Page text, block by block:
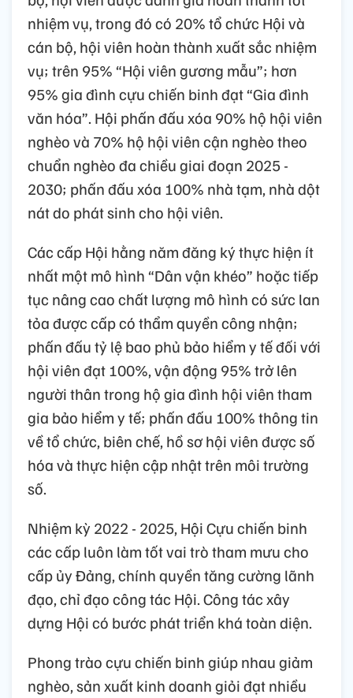
nhiệm vụ, trong đó có 20% tổ chức Hội và
cán bộ, hội viên hoàn thành xuất sắc nhiệm
vụ; trên 95% “Hội viên gương mẫu”; hơn
95% gia đình cựu chiến binh đạt “Gia đình
văn hóa”. Hội phấn đấu xóa 90% hộ hội viên
nghèo và 70% hộ hội viên cận nghèo theo
chuẩn nghèo đa chiều giai đoạn 2025 -
2030; phấn đấu xóa 100% nhà tạm, nhà dột
nát do phát sinh cho hội viên.
Các cấp Hội hằng năm đăng ký thực hiện ít
nhất một mô hình “Dân vận khéo” hoặc tiếp
tục nâng cao chất lượng mô hình có sức lan
tỏa được cấp có thẩm quyền công nhận;
phấn đấu tỷ lệ bao phủ bảo hiểm y tế đối với
hội viên đạt 100%, vận động 95% trở lên
người thân trong hộ gia đình hội viên tham
gia bảo hiểm y tế; phấn đấu 100% thông tin
về tổ chức, biên chế, hồ sơ hội viên được số
hóa và thực hiện cập nhật trên môi trường
số.
Nhiệm kỳ 2022 - 2025, Hội Cựu chiến binh
các cấp luôn làm tốt vai trò tham mưu cho
cấp ủy Đảng, chính quyền tăng cường lãnh
đạo, chỉ đạo công tác Hội. Công tác xây
dựng Hội có bước phát triển khá toàn diện.
Phong trào cựu chiến binh giúp nhau giảm
nghèo, sản xuất kinh doanh giỏi đạt nhiều